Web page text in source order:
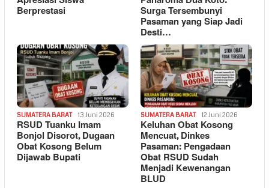
Berprestasi Surga Tersembunyi
Pasaman yang Siap Jadi
Desti…
SUMATERA BARAT 13 Juni 2026
RSUD Tuanku Imam
Bonjol Disorot, Dugaan
Obat Kosong Belum
Dijawab Bupati
SUMATERA BARAT 12 Juni 2026
Keluhan Obat Kosong
Mencuat, Dinkes
Pasaman: Pengadaan
Obat RSUD Sudah
Menjadi Kewenangan
BLUD